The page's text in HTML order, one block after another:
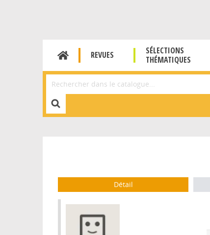
REVUES
SÉLECTIONS
THÉMATIQUES
Affiner la Recherche
Détail